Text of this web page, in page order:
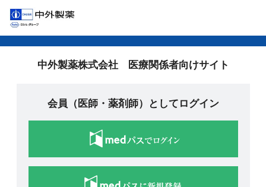
中外製薬株式会社 医療関係者向けサイト
会員（医師・薬剤師）としてログイン